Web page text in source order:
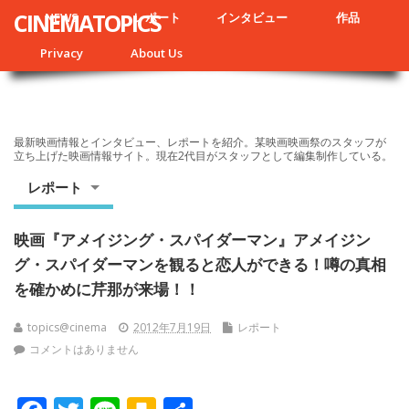
NEWS レポート インタビュー 作品
Privacy About Us
CINEMATOPICS
最新映画情報とインタビュー、レポートを紹介。某映画映画祭のスタッフが
立ち上げた映画情報サイト。現在2代目がスタッフとして編集制作している。
レポート
映画『アメイジング・スパイダーマン』アメイジン
グ・スパイダーマンを観ると恋人ができる！噂の真相
を確かめに芹那が来場！！
topics@cinema 2012年7月19日
レポート
コメントはありません